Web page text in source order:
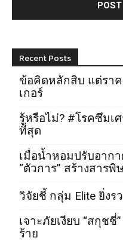
Recent Posts
ข้อคิดหลักสิบ แต่รา
เกอร์
รู้หรือไม่? #โรคซึมเ
ที่สุด
เมื่อน้ำหอมปรับอาก
“ตัวการ” สร้างสารพิ
วิจัยชี้ กลุ่ม Elite ยิ่งร
เจาะภัยเงียบ “สกุชชี่
ร้าย